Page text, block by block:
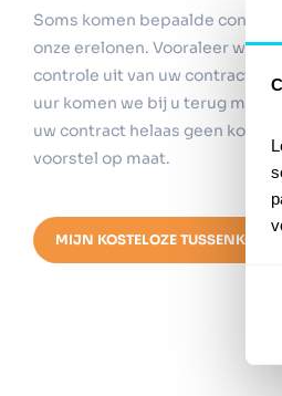
Soms komen bepaalde
onze erelonen. Vooraleer we
controle uit van uw contracten
uur komen we bij u terug met
uw contract helaas geen
voorstel op maat.
MIJN KOSTELOZE